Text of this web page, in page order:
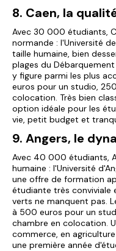
8. Caen, la
Avec 30 000 étudiants,
normande : l'Université
taille humaine, bien
plages du
y figure parmi les plus
euros pour un studio,
colocation. Très bien
option idéale pour les
vie, petit budget et
9. Angers, le
Avec 40 000 étudiants,
humaine : l'Université
une offre de formation
étudiante très conviviale
verts ne manquent pas.
à 500 euros pour un
chambre en colocation.
commerce, en
une première année